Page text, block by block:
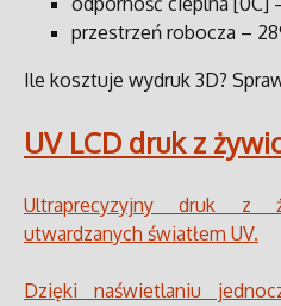
przestrzeń robocza –
Ile kosztuje wydruk 3D?
UV LCD druk z
Ultraprecyzyjny druk z
utwardzanych światłem UV.
Dzięki naświetlaniu